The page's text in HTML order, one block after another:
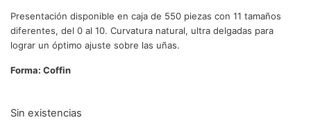
Presentación disponible en caja de 550 piezas con 11 tamaños
diferentes, del 0 al 10. Curvatura natural, ultra delgadas para
lograr un óptimo ajuste sobre las uñas.
Forma: Coffin
Sin existencias